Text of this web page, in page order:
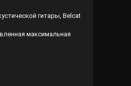
гитары, Belcat
максимальная